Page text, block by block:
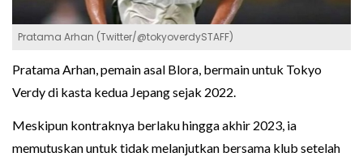
Pratama Arhan (Twitter/@tokyoverdySTAFF)
Pratama Arhan, pemain asal Blora, bermain untuk Tokyo
Verdy di kasta kedua Jepang sejak 2022.
Meskipun kontraknya berlaku hingga akhir 2023, ia
memutuskan untuk tidak melanjutkan bersama klub setelah